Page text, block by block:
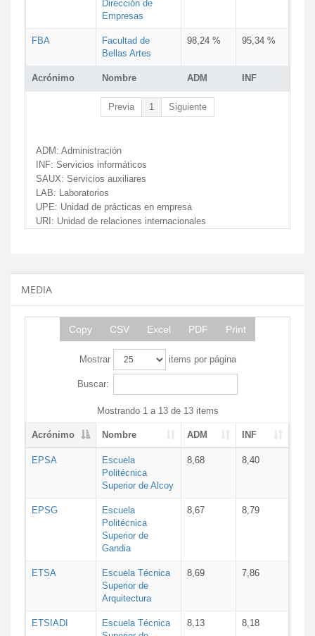
Acrónimo Nombre ADM INF
Dirección de
Empresas
FBA
Facultad de
Bellas Artes
98,24 % 95,34 %
Previa 1 Siguiente
ADM: Administración
INF: Servicios informáticos
SAUX: Servicios auxiliares
LAB: Laboratorios
UPE: Unidad de prácticas en empresa
URI: Unidad de relaciones internacionales
MEDIA
Copy CSV Excel PDF Print
Mostrar items por página
Buscar:
Mostrando 1 a 13 de 13 items
Acrónimo Nombre ADM INF
EPSA
Escuela
Politécnica
Superior de Alcoy
8,68 8,40
EPSG
Escuela
Politécnica
Superior de
Gandia
8,67 8,79
ETSA
Escuela Técnica
Superior de
Arquitectura
8,69 7,86
ETSIADI
Escuela Técnica
8,13 8,18